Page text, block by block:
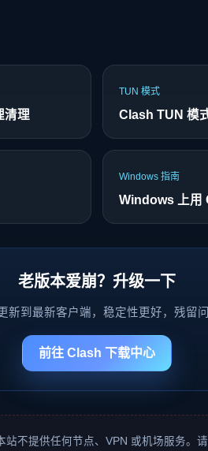
清理
TUN 模式
Clash TUN 模
Windows 指南
Windows 上用
老版本爱崩？升级一下
新到最新客户端，稳定性更好，残留问
前往 Clash 下载中心
站不提供任何节点、VPN 或机场服务。